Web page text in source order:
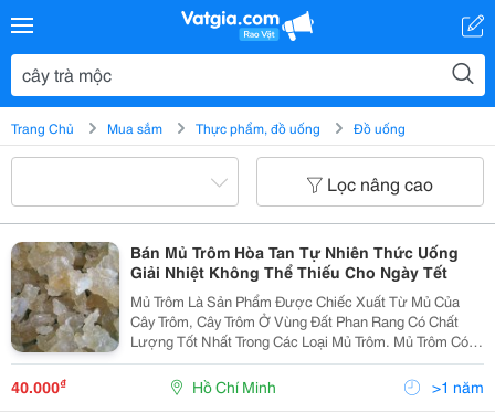
Trang Chủ Mua sắm Thực phẩm, đồ uống Đồ uống
Lọc nâng cao
Bán Mủ Trôm Hòa Tan Tự Nhiên Thức Uống
Giải Nhiệt Không Thể Thiếu Cho Ngày Tết
Mủ Trôm Là Sản Phẩm Được Chiếc Xuất Từ Mủ Của
Cây Trôm, Cây Trôm Ở Vùng Đất Phan Rang Có Chất
Lượng Tốt Nhất Trong Các Loại Mủ Trôm. Mủ Trôm Có
Tác Dụng: Thanh Nhiệt, Kích Thích Tiêu Hóa, Mát Gan,
Lợi Tiểu, Nhuận Tràng, Tăng Cường Sinh Lực, Giúp C
40.000₫ Hồ Chí Minh >1 năm